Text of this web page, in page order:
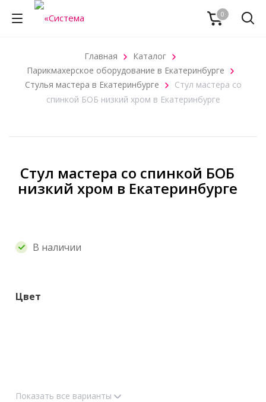
0
Главная
Каталог
Парикмахерское оборудование в Екатеринбурге
Стулья мастера в Екатеринбурге
Стул мастера со
спинкой БОБ низкий хром в Екатеринбурге
Стул мастера со спинкой БОБ
низкий хром в Екатеринбурге
В наличии
Цвет
Показать все варианты